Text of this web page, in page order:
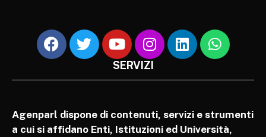
SERVIZI
Agenparl dispone di contenuti, servizi e strumenti
a cui si affidano Enti, Istituzioni ed Università,